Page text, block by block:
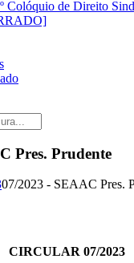
Colóquio de Direito
Pres. Prudente
07/2023 - SEAAC Pres.
CIRCULAR 07/2023